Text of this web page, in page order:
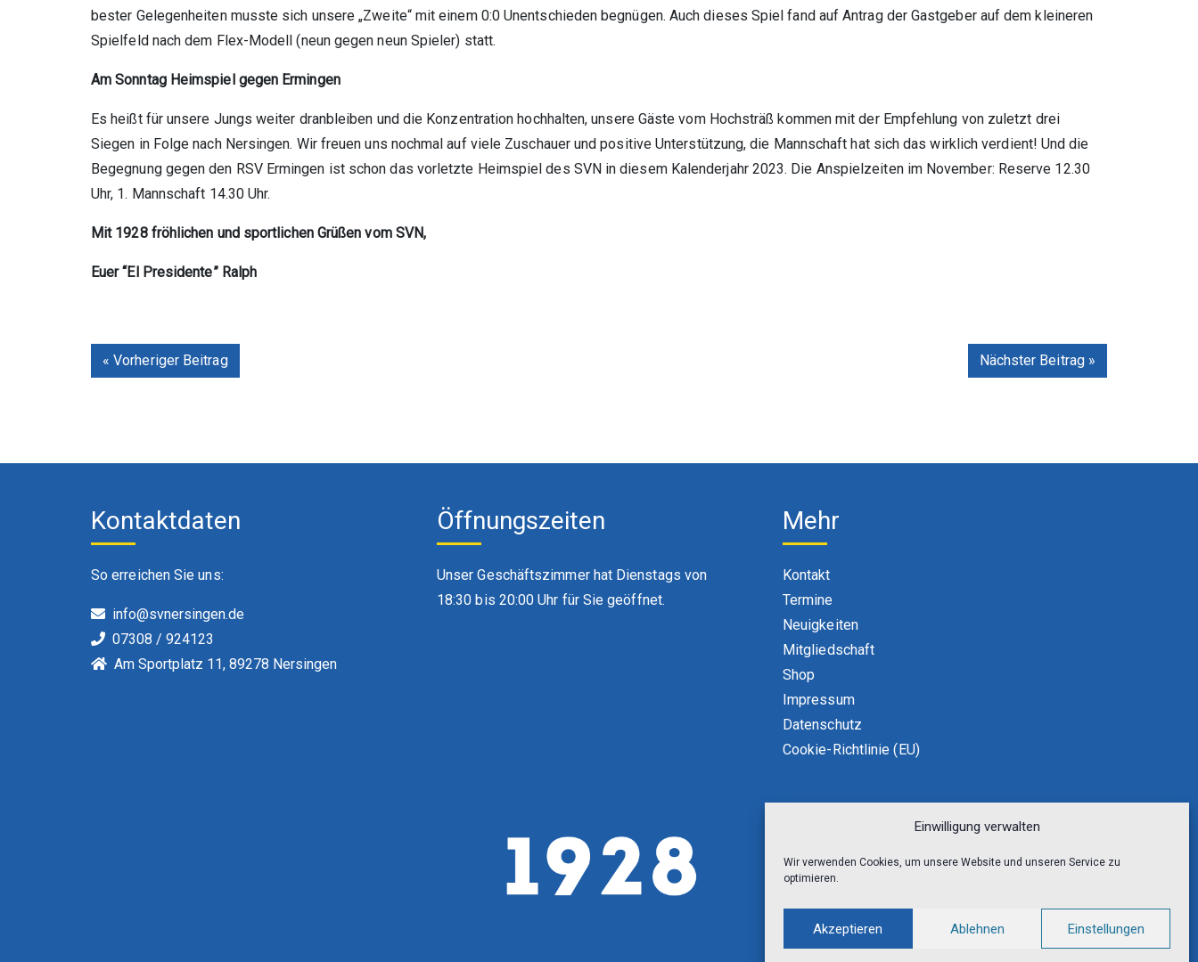
Einwilligung verwalten
Wir verwenden Cookies, um unsere Website und unseren Service zu
optimieren.
Akzeptieren Ablehnen Einstellungen
bester Gelegenheiten musste sich unsere „Zweite“ mit einem 0:0 Unentschieden begnügen. Auch dieses Spiel fand auf Antrag der Gastgeber auf dem kleineren
Spielfeld nach dem Flex-Modell (neun gegen neun Spieler) statt.
Am Sonntag Heimspiel gegen Ermingen
Es heißt für unsere Jungs weiter dranbleiben und die Konzentration hochhalten, unsere Gäste vom Hochsträß kommen mit der Empfehlung von zuletzt drei
Siegen in Folge nach Nersingen. Wir freuen uns nochmal auf viele Zuschauer und positive Unterstützung, die Mannschaft hat sich das wirklich verdient! Und die
Begegnung gegen den RSV Ermingen ist schon das vorletzte Heimspiel des SVN in diesem Kalenderjahr 2023. Die Anspielzeiten im November: Reserve 12.30
Uhr, 1. Mannschaft 14.30 Uhr.
Mit 1928 fröhlichen und sportlichen Grüßen vom SVN,
Euer “El Presidente” Ralph
« Vorheriger Beitrag Nächster Beitrag »
Kontaktdaten
So erreichen Sie uns:
info@svnersingen.de
07308 / 924123
Am Sportplatz 11, 89278 Nersingen
Öffnungszeiten
Unser Geschäftszimmer hat Dienstags von
18:30 bis 20:00 Uhr für Sie geöffnet.
Mehr
Kontakt
Termine
Neuigkeiten
Mitgliedschaft
Shop
Impressum
Datenschutz
Cookie-Richtlinie (EU)